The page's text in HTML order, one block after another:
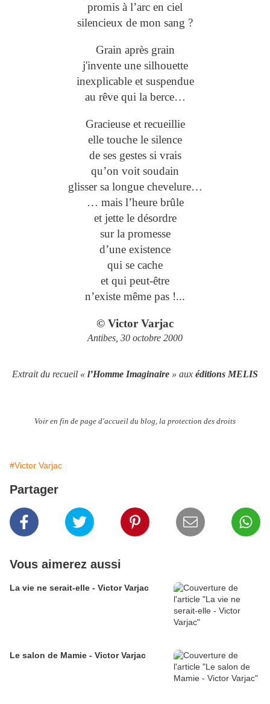
promis à l’arc en ciel
silencieux de mon sang ?
Grain après grain
j'invente une silhouette
inexplicable et suspendue
au rêve qui la berce…
Gracieuse et recueillie
elle touche le silence
de ses gestes si vrais
qu’on voit soudain
glisser sa longue chevelure…
… mais l’heure brûle
et jette le désordre
sur la promesse
d’une existence
qui se cache
et qui peut-être
n’existe même pas !...
© Victor Varjac
Antibes, 30 octobre 2000
Extrait du recueil « l’Homme Imaginaire » aux éditions MELIS
Voir en fin de page d'accueil du blog, la protection des droits
#Victor Varjac
Partager
Vous aimerez aussi
La vie ne serait-elle - Victor Varjac
Le salon de Mamie - Victor Varjac